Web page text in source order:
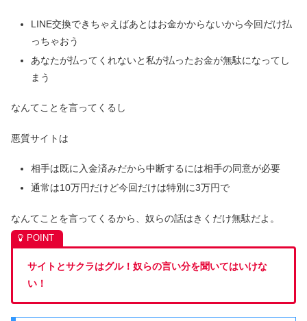
LINE交換できちゃえばあとはお金かからないから今回だけ払
っちゃおう
あなたが払ってくれないと私が払ったお金が無駄になってし
まう
なんてことを言ってくるし
悪質サイトは
相手は既に入金済みだから中断するには相手の同意が必要
通常は10万円だけど今回だけは特別に3万円で
なんてことを言ってくるから、奴らの話はきくだけ無駄だよ。
サイトとサクラはグル！奴らの言い分を聞いてはいけな
い！